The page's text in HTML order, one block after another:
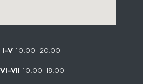
I–V 10:00–20:00
VI–VII 10:00–18:00